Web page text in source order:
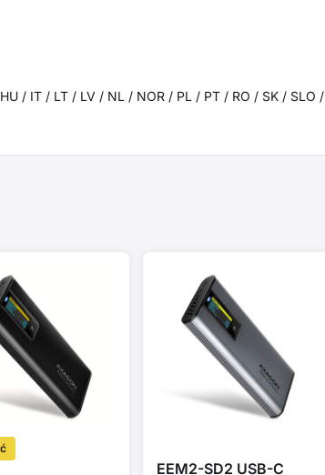
/ IT / LT / LV / NL / NOR / PL / PT / RO / SK / SLO /
EEM2-SD2 USB-C